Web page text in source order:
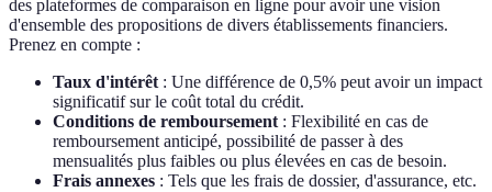
des plateformes de comparaison en ligne pour avoir une vision
d'ensemble des propositions de divers établissements financiers.
Prenez en compte :
Taux d'intérêt : Une différence de 0,5% peut avoir un impact
significatif sur le coût total du crédit.
Conditions de remboursement : Flexibilité en cas de
remboursement anticipé, possibilité de passer à des
mensualités plus faibles ou plus élevées en cas de besoin.
Frais annexes : Tels que les frais de dossier, d'assurance, etc.